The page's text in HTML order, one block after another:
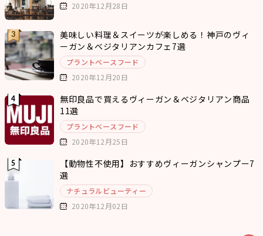
2020年12月28日
美味しい料理＆スイーツが楽しめる！神戸のヴィ
ーガン＆ベジタリアンカフェ7選
プラントベースフード
2020年12月20日
無印良品で買えるヴィーガン＆ベジタリアン商品
11選
プラントベースフード
2020年12月25日
【動物性不使用】おすすめヴィーガンシャンプー7
選
ナチュラルビューティー
2020年12月02日